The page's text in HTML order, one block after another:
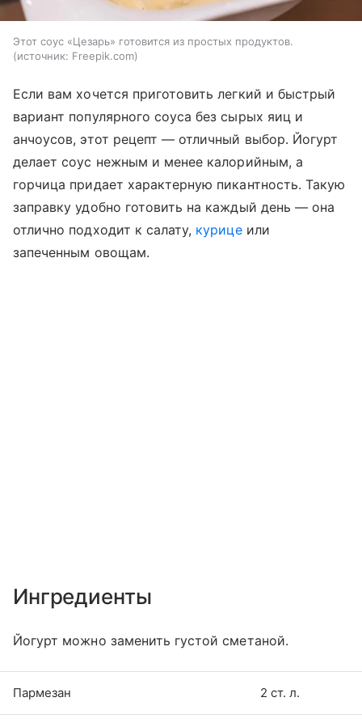
Этот соус «Цезарь» готовится из простых продуктов.
источник: Freepik.com
Если вам хочется приготовить легкий и быстрый
вариант популярного соуса без сырых яиц и
анчоусов, этот рецепт — отличный выбор. Йогурт
делает соус нежным и менее калорийным, а
горчица придает характерную пикантность. Такую
заправку удобно готовить на каждый день — она
отлично подходит к салату, курицеили
запеченным овощам.
Ингредиенты
Йогурт можно заменить густой сметаной.
Пармезан 2 ст. л.